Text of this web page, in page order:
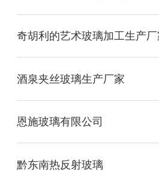
酒泉夹丝玻璃生产厂家
恩施玻璃有限公司
黔东南热反射玻璃